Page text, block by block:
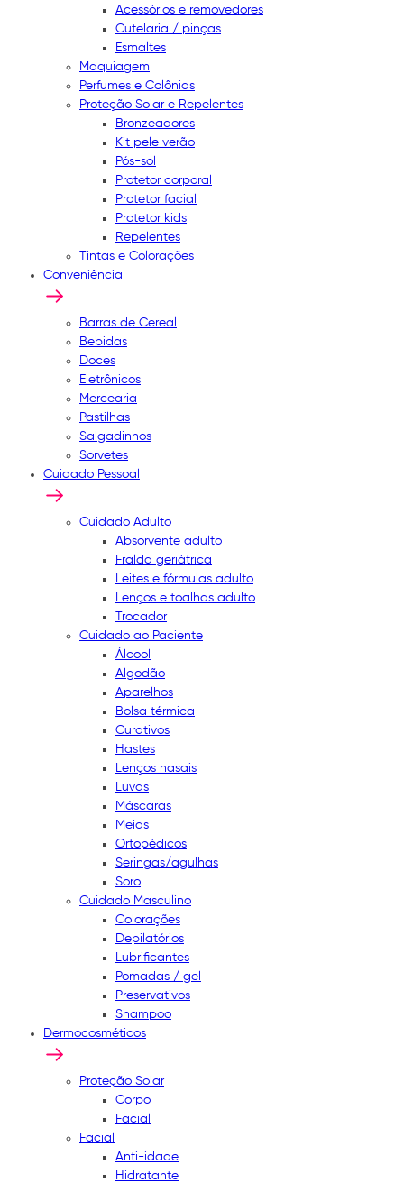
Acessórios e removedores
Cutelaria / pinças
Esmaltes
Maquiagem
Perfumes e Colônias
Proteção Solar e Repelentes
Bronzeadores
Kit pele verão
Pós-sol
Protetor corporal
Protetor facial
Protetor kids
Repelentes
Tintas e Colorações
Conveniência
Barras de Cereal
Bebidas
Doces
Eletrônicos
Mercearia
Pastilhas
Salgadinhos
Sorvetes
Cuidado Pessoal
Cuidado Adulto
Absorvente adulto
Fralda geriátrica
Leites e fórmulas adulto
Lenços e toalhas adulto
Trocador
Cuidado ao Paciente
Álcool
Algodão
Aparelhos
Bolsa térmica
Curativos
Hastes
Lenços nasais
Luvas
Máscaras
Meias
Ortopédicos
Seringas/agulhas
Soro
Cuidado Masculino
Colorações
Depilatórios
Lubrificantes
Pomadas / gel
Preservativos
Shampoo
Dermocosméticos
Proteção Solar
Corpo
Facial
Facial
Anti-idade
Hidratante